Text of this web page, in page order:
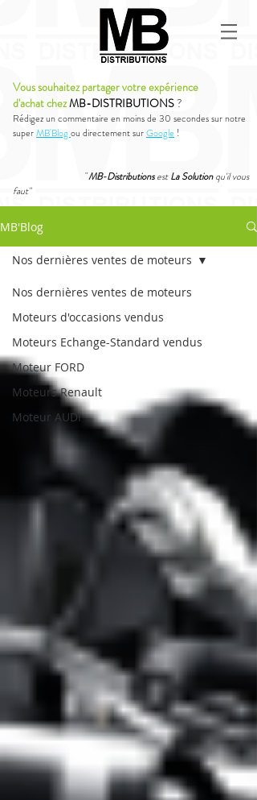
Vous souhaitez partager votre expérience
d'achat chezMB-DISTRIBUTIONS ?
Rédigez un commentaire en moins de 30 secondes sur notre
superMB'Blog ou directement surGoogle !
"MB-DistributionsestLa Solutionqu'il vous
faut"
MB'Blog
Nos dernières ventes de moteurs
Moteurs d'occasions vendus
Moteurs Echange-Standard vendus
Moteur FORD
Moteurs Renault
Moteur AUDI
Nos dernières ventes de moteurs